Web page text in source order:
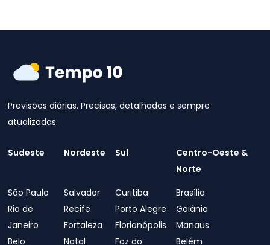
Previsões diárias. Precisas, detalhadas e sempre
atualizadas.
Sudeste
São Paulo
Rio de
Janeiro
Belo
Nordeste
Salvador
Recife
Fortaleza
Natal
Sul
Curitiba
Porto Alegre
Florianópolis
Foz do
Centro-Oeste &
Norte
Brasília
Goiânia
Manaus
Belém